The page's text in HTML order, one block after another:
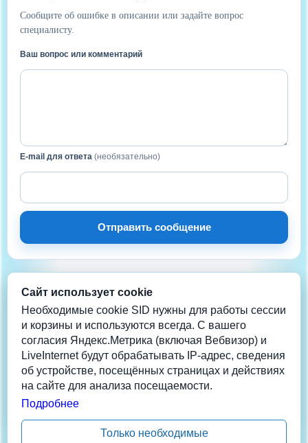
Сообщите об ошибке в описании или задайте вопрос
специалисту.
Ваш вопрос или комментарий
E-mail для ответа (необязательно)
Отправить сообщение
НА СВЯЗИ
Нужна помощь?
Телеграм
info@coolera.ru
+7 962-942-2013
Данные обновлены: 08/08/26 18:14:54 1
Сайт использует cookie
Необходимые cookie SID нужны для работы сессии
и корзины и используются всегда. С вашего
согласия Яндекс.Метрика (включая Вебвизор) и
LiveInternet будут обрабатывать IP-адрес, сведения
об устройстве, посещённых страницах и действиях
на сайте для анализа посещаемости.
Подробнее
Только необходимые